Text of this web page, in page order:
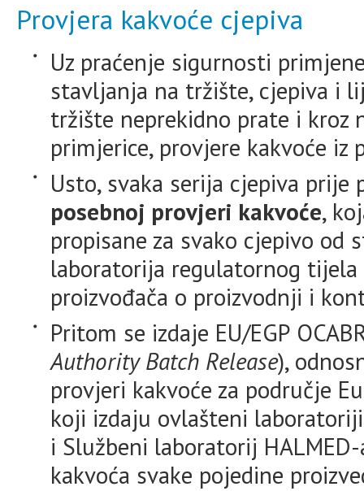
Provjera kakvoće cjepiva
Uz praćenje sigurnosti
stavljanja na tržište, cjepiva i
tržište neprekidno prate i kroz
primjerice, provjere kakvoće iz
Usto, svaka serija cjepiva
posebnoj provjeri kakvoće,
propisane za svako cjepivo od
laboratorija regulatornog
proizvođača o proizvodnji i
Pritom se izdaje EU/EGP
Authority Batch Release),
provjeri kakvoće za područje
koji izdaju ovlašteni
i Službeni laboratorij
kakvoća svake pojedine